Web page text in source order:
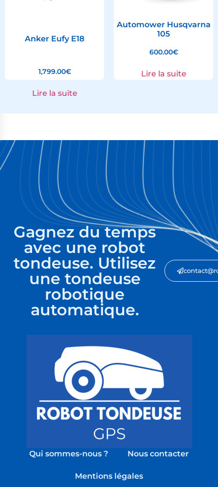
Anker Eufy E18
1,799.00€
Lire la suite
Automower Husqvarna
105
600.00€
Lire la suite
Qui sommes-nous ? Nous contacter
Mentions légales
Gagnez du temps
avec une robot
tondeuse. Utilisez
une tondeuse
robotique
automatique.